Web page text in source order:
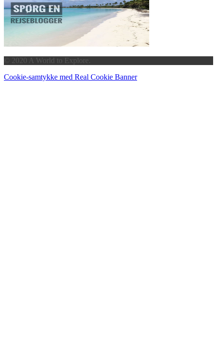
© 2020 A World to Explore.
Cookie-samtykke med Real Cookie Banner